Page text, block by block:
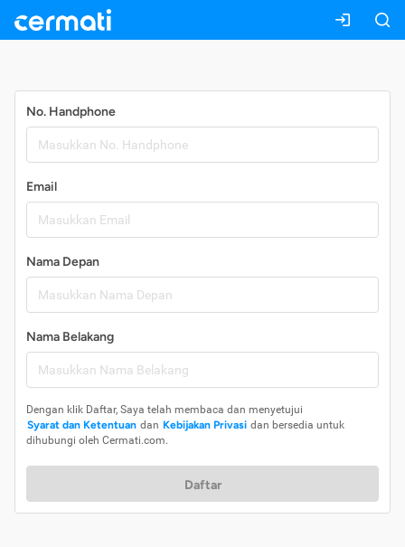
No. Handphone
Email
Nama Depan
Nama Belakang
Dengan klik Daftar, Saya telah membaca dan menyetujui
Syarat dan Ketentuan dan Kebijakan Privasi dan bersedia untuk
dihubungi oleh Cermati.com.
Daftar